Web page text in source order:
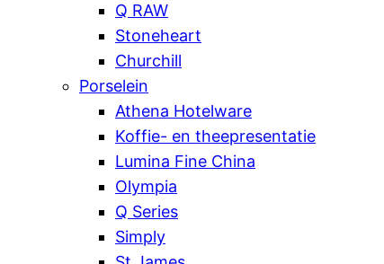
Q RAW
Stoneheart
Churchill
Porselein
Athena Hotelware
Koffie- en theepresentatie
Lumina Fine China
Olympia
Q Series
Simply